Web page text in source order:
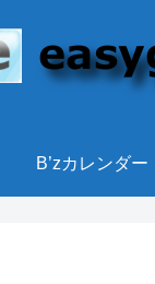
B’zカレンダー